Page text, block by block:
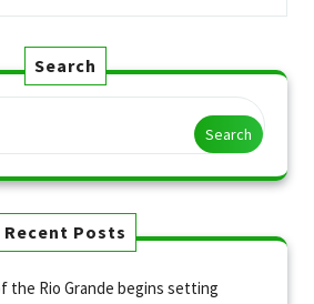
Search
Search
Recent Posts
the Rio Grande begins setting